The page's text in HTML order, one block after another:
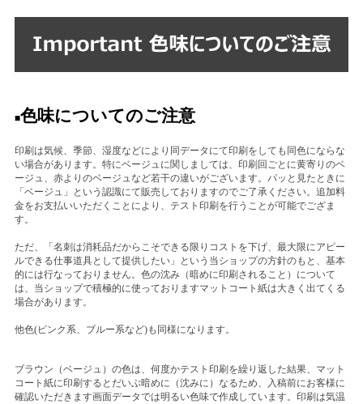
■色味についてのご注意
印刷は気候、季節、湿度などにより同データにて印刷をしても同色にならな
い場合があります。特にベージュに関しましては、印刷回ごとに黄寄りのベ
ージュ、赤よりのベージュなど若干の違いがございます。パッと見たときに
「ベージュ」という認識にて販売しておりますのでご了承ください。追加料
金をお支払いいただくことにより、テスト印刷を行うことが可能でござま
す。
ただ、「名刺は消耗品だからこそできる限りコストを下げ、最大限にアピー
ルできる仕事道具として提供したい」という当ショップの方針のもと、基本
的には行なっておりません。色の沈み（暗めに印刷されること）について
は、当ショップで積極的に使っておりますマットコート紙は大きく出てくる
場合があります。
他色(ピンク系、ブルー系など)も同様になります。
ブラウン（ベージュ）の色は、何度かテスト印刷を繰り返した結果、マット
コート紙に印刷するとだいぶ暗めに（沈みに）なるため、入稿前にお客様に
確認いただきます画面データでは明るい色味で作成しています。印刷は気温